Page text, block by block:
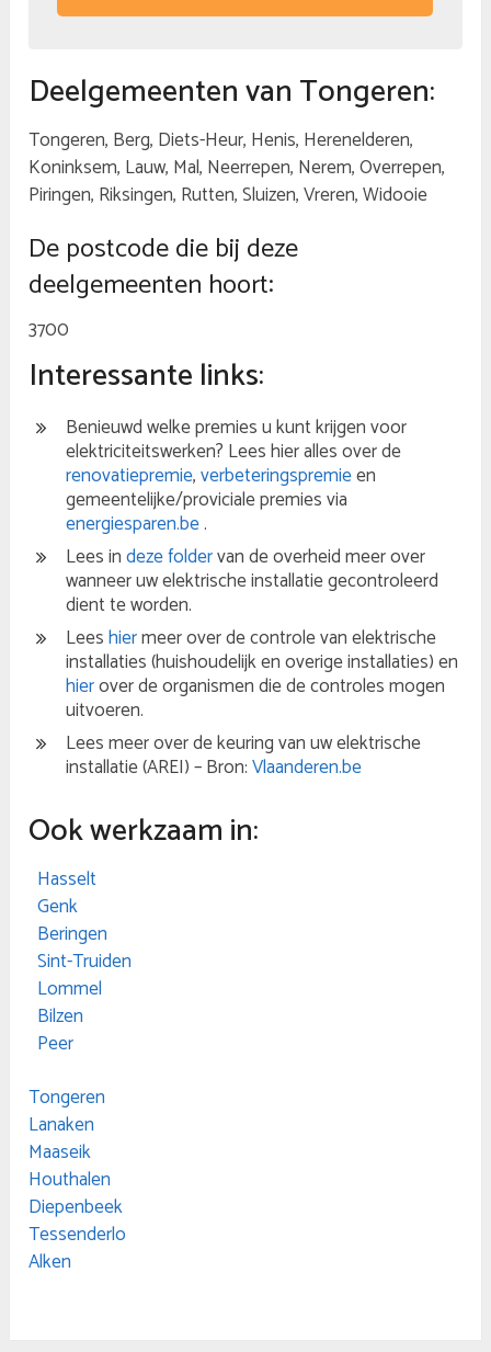
Deelgemeenten van Tongeren:
Tongeren, Berg, Diets-Heur, Henis, Herenelderen,
Koninksem, Lauw, Mal, Neerrepen, Nerem, Overrepen,
Piringen, Riksingen, Rutten, Sluizen, Vreren, Widooie
De postcode die bij deze
deelgemeenten hoort:
3700
Interessante links:
Benieuwd welke premies u kunt krijgen voor
elektriciteitswerken? Lees hier alles over de
renovatiepremie,verbeteringspremieen
gemeentelijke/proviciale premies via
energiesparen.be.
Lees indeze foldervan de overheid meer over
wanneer uw elektrische installatie gecontroleerd
dient te worden.
Leeshiermeer over de controle van elektrische
installaties (huishoudelijk en overige installaties) en
hierover de organismen die de controles mogen
uitvoeren.
Lees meer over de keuring van uw elektrische
installatie (AREI) – Bron:Vlaanderen.be
Ook werkzaam in:
Hasselt
Genk
Beringen
Sint-Truiden
Lommel
Bilzen
Peer
Tongeren
Lanaken
Maaseik
Houthalen
Diepenbeek
Tessenderlo
Alken